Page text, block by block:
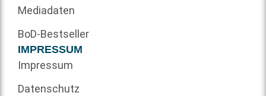
Mediadaten
BoD-Bestseller
IMPRESSUM
Impressum
Datenschutz